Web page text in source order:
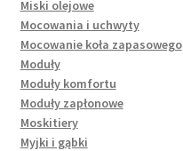
Miski olejowe
Mocowania i uchwyty
Mocowanie koła zapasowego
Moduły
Moduły komfortu
Moduły zapłonowe
Moskitiery
Myjki i gąbki